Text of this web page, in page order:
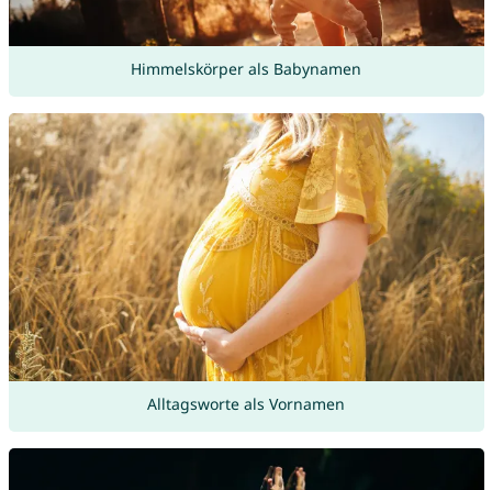
Himmelskörper als Babynamen
Alltagsworte als Vornamen